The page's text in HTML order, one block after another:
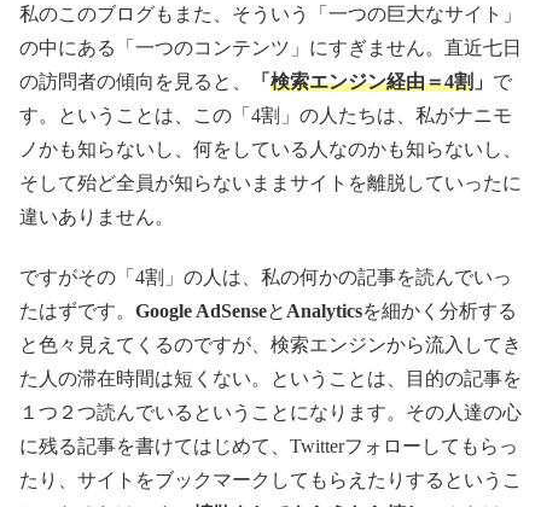
私のこのブログもまた、そういう「一つの巨大なサイト」
の中にある「一つのコンテンツ」にすぎません。直近七日
の訪問者の傾向を見ると、
「 検索エンジン経由＝4割 」 で
す。ということは、この「4割」の人たちは、私がナニモ
ノかも知らないし、何をしている人なのかも知らないし、
そして殆ど全員が知らないままサイトを離脱していったに
違いありません。
ですがその「4割」の人は、私の何かの記事を読んでいっ
たはずです。 Google AdSenseと Analyticsを細かく分析する
と色々見えてくるのですが、検索エンジンから流入してき
た人の滞在時間は短くない。ということは、目的の記事を
１つ２つ読んでいるということになります。その人達の心
に残る記事を書けてはじめて、Twitterフォローしてもらっ
たり、サイトをブックマークしてもらえたりするというこ